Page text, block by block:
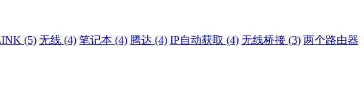
(5) 无线 (4) 笔记本 (4) 腾达 (4) IP自动获取 (4) 无线桥接 (3) 两个路由器